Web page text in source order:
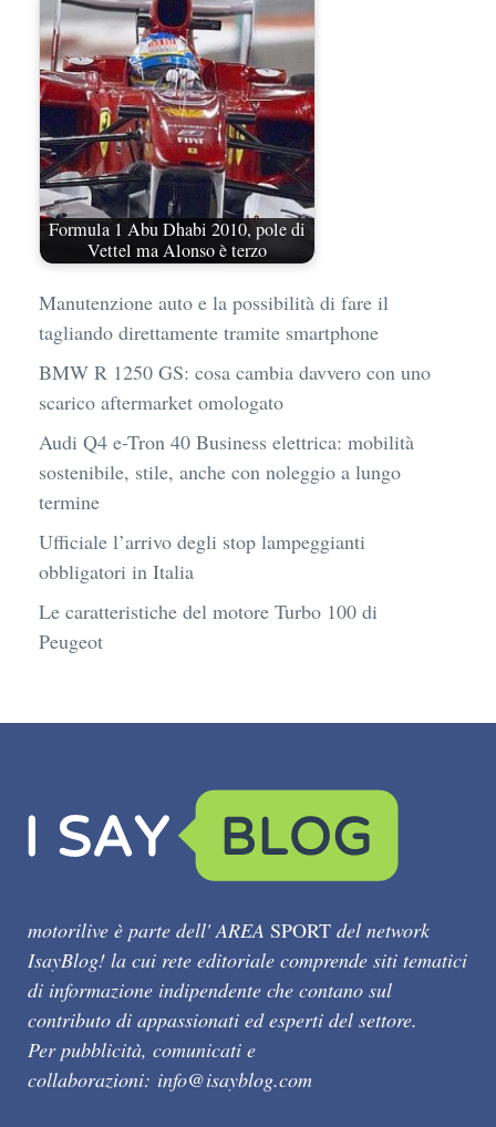
Formula 1 Abu Dhabi 2010, pole di
Vettel ma Alonso è terzo
Manutenzione auto e la possibilità di fare il
tagliando direttamente tramite smartphone
BMW R 1250 GS: cosa cambia davvero con uno
scarico aftermarket omologato
Audi Q4 e-Tron 40 Business elettrica: mobilità
sostenibile, stile, anche con noleggio a lungo
termine
Ufficiale l’arrivo degli stop lampeggianti
obbligatori in Italia
Le caratteristiche del motore Turbo 100 di
Peugeot
motorilive è parte dell' AREA SPORT del network
IsayBlog! la cui rete editoriale comprende siti tematici
di informazione indipendente che contano sul
contributo di appassionati ed esperti del settore.
Per pubblicità, comunicati e
collaborazioni: info@isayblog.com